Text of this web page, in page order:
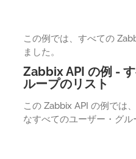
この例では、すべての
ました。
Zabbix API の例 -
ループのリスト
この Zabbix API の例では
なすべてのユーザー・グル